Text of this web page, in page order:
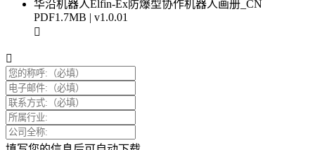
华沿机器人Elfin-Ex防爆型协作机器人画册_CN
PDF1.7MB | v1.0.01